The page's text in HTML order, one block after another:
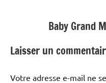
Baby Grand
Laisser un
Votre adresse e-mail ne